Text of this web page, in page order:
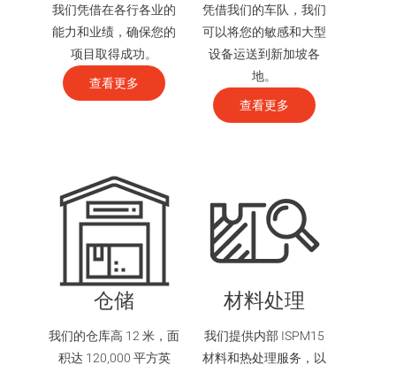
我们凭借在各行各业的
能力和业绩，确保您的
项目取得成功。
查看更多
凭借我们的车队，我们
可以将您的敏感和大型
设备运送到新加坡各
地。
查看更多
仓储
我们的仓库高 12 米，面
积达 120,000 平方英
材料处理
我们提供内部 ISPM15
材料和热处理服务，以